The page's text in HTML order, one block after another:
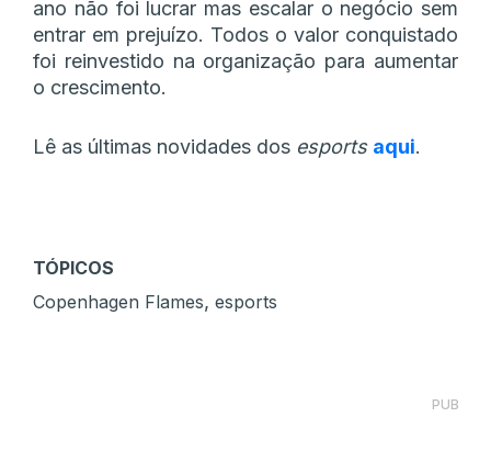
ano não foi lucrar mas escalar o negócio sem
entrar em prejuízo. Todos o valor conquistado
foi reinvestido na organização para aumentar
o crescimento.
Lê as últimas novidades dos esports aqui.
TÓPICOS
Copenhagen Flames, esports
PUB